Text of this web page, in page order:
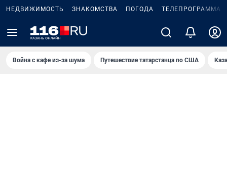
НЕДВИЖИМОСТЬ ЗНАКОМСТВА ПОГОДА ТЕЛЕПРОГРАММА
Война с кафе из-за шума Путешествие татарстанца по США